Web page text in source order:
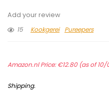
Add your review
15
Kookgerei Pureepers
Amazon.nl Price:€12.80(as of 10/
Shipping.